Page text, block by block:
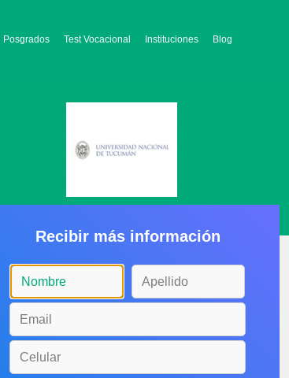
Posgrados Test Vocacional Instituciones Blog
Recibir más información